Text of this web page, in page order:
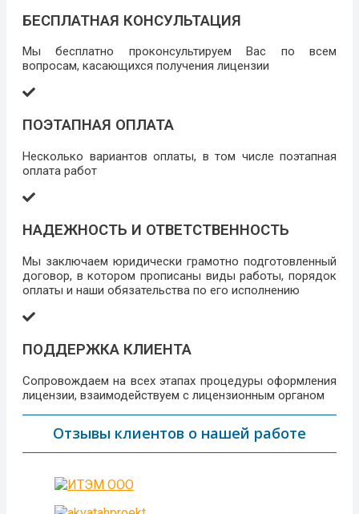
БЕСПЛАТНАЯ КОНСУЛЬТАЦИЯ
Мы бесплатно проконсультируем Вас по всем
вопросам, касающихся получения лицензии
ПОЭТАПНАЯ ОПЛАТА
Несколько вариантов оплаты, в том числе поэтапная
оплата работ
НАДЕЖНОСТЬ И ОТВЕТСТВЕННОСТЬ
Мы заключаем юридически грамотно подготовленный
договор, в котором прописаны виды работы, порядок
оплаты и наши обязательства по его исполнению
ПОДДЕРЖКА КЛИЕНТА
Сопровождаем на всех этапах процедуры оформления
лицензии, взаимодействуем с лицензионным органом
Отзывы клиентов о нашей работе